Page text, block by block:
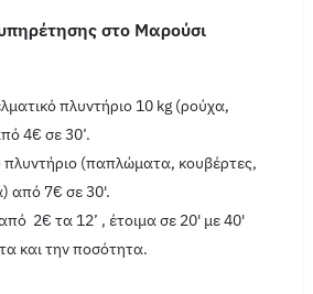
στο Μαρούσι
πλυντήριο 10 kg (ρούχα,
4€ σε 30’.
πλυντήριο (παπλώματα, κουβέρτες,
από 7€ σε 30'.
2€ τα 12’ , έτοιμα σε 20' με 40'
και την ποσότητα.